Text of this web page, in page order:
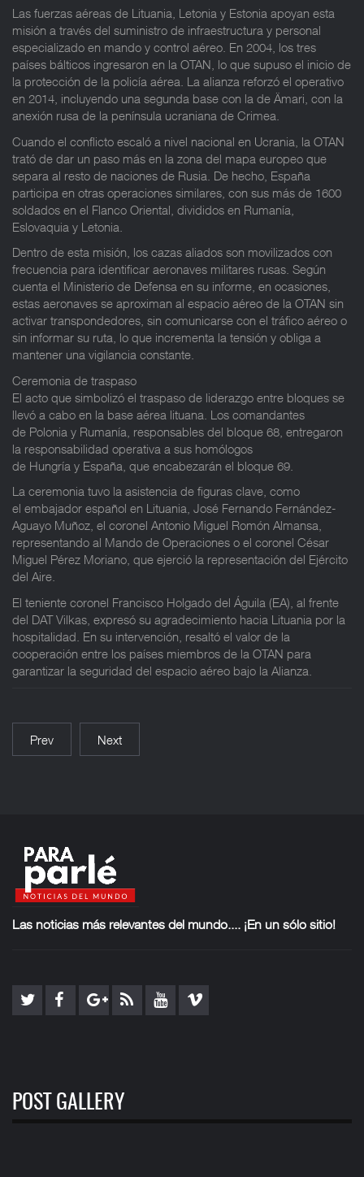
Las fuerzas aéreas de Lituania, Letonia y Estonia apoyan esta
misión a través del suministro de infraestructura y personal
especializado en mando y control aéreo. En 2004, los tres
países bálticos ingresaron en la OTAN, lo que supuso el inicio de
la protección de la policía aérea. La alianza reforzó el operativo
en 2014, incluyendo una segunda base con la de Ämari, con la
anexión rusa de la península ucraniana de Crimea.
Cuando el conflicto escaló a nivel nacional en Ucrania, la OTAN
trató de dar un paso más en la zona del mapa europeo que
separa al resto de naciones de Rusia. De hecho, España
participa en otras operaciones similares, con sus más de 1600
soldados en el Flanco Oriental, divididos en Rumanía,
Eslovaquia y Letonia.
Dentro de esta misión, los cazas aliados son movilizados con
frecuencia para identificar aeronaves militares rusas. Según
cuenta el Ministerio de Defensa en su informe, en ocasiones,
estas aeronaves se aproximan al espacio aéreo de la OTAN sin
activar transpondedores, sin comunicarse con el tráfico aéreo o
sin informar su ruta, lo que incrementa la tensión y obliga a
mantener una vigilancia constante.
Ceremonia de traspaso
El acto que simbolizó el traspaso de liderazgo entre bloques se
llevó a cabo en la base aérea lituana. Los comandantes
de Polonia y Rumanía, responsables del bloque 68, entregaron
la responsabilidad operativa a sus homólogos
de Hungría y España, que encabezarán el bloque 69.
La ceremonia tuvo la asistencia de figuras clave, como
el embajador español en Lituania, José Fernando Fernández-
Aguayo Muñoz, el coronel Antonio Miguel Romón Almansa,
representando al Mando de Operaciones o el coronel César
Miguel Pérez Moriano, que ejerció la representación del Ejército
del Aire.
El teniente coronel Francisco Holgado del Águila (EA), al frente
del DAT Vilkas, expresó su agradecimiento hacia Lituania por la
hospitalidad. En su intervención, resaltó el valor de la
cooperación entre los países miembros de la OTAN para
garantizar la seguridad del espacio aéreo bajo la Alianza.
Prev Next
Las noticias más relevantes del mundo.... ¡En un sólo sitio!
POST GALLERY